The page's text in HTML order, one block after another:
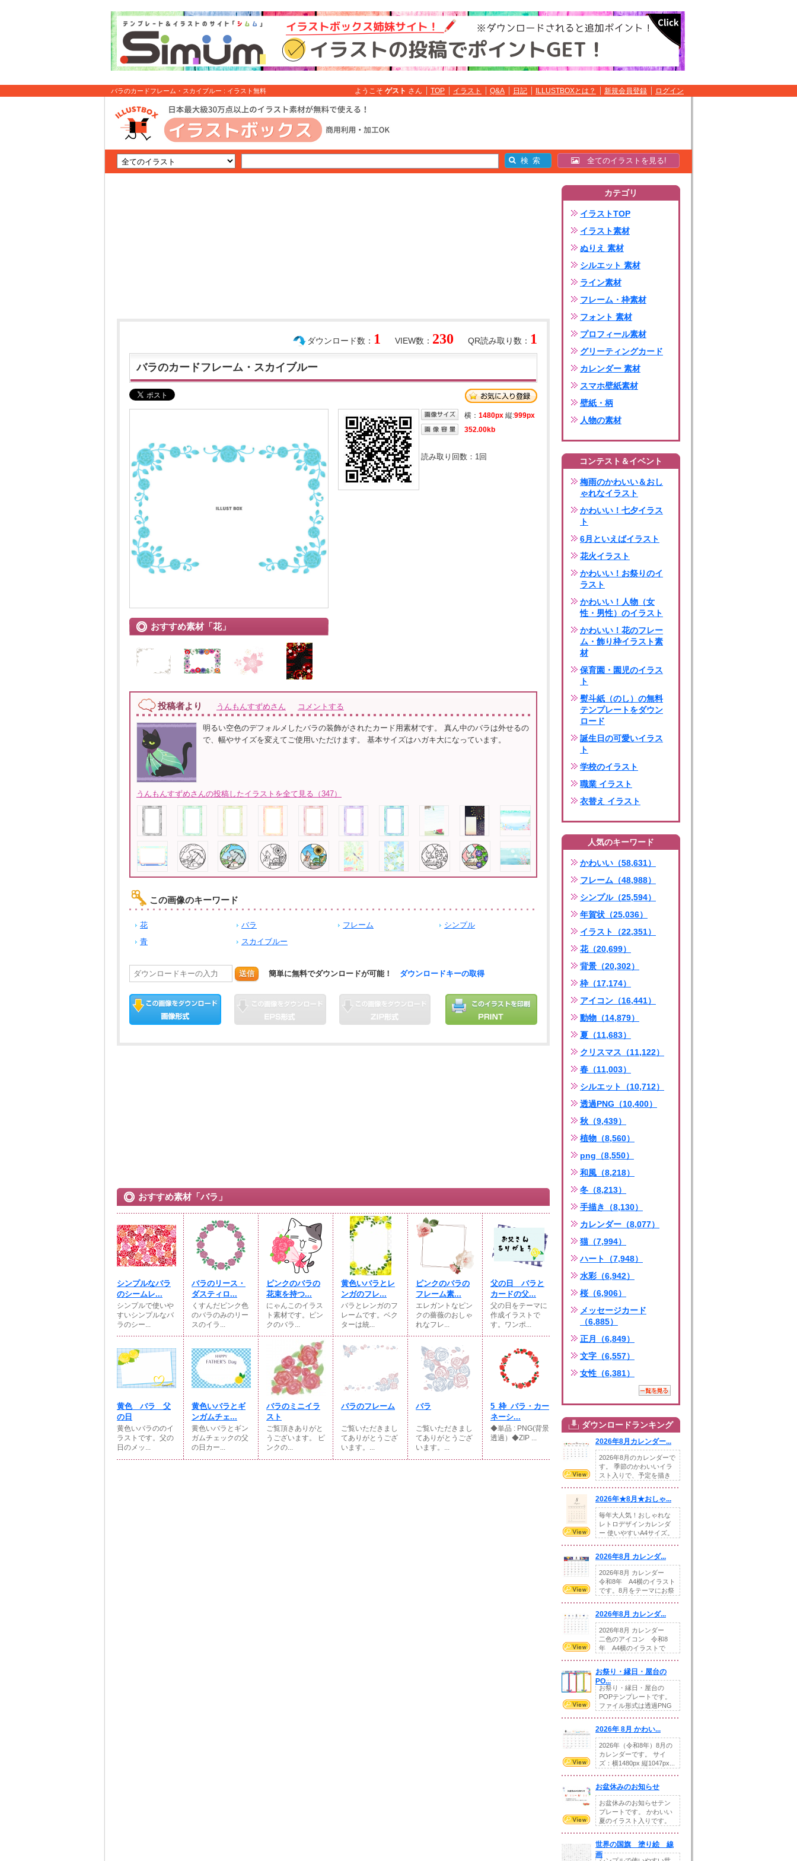
バラのカードフレーム・スカイブルー : イラスト無料 ようこそ ゲスト さん TOP イラスト Q&A 日記 ILLUSTBOXとは？ 新規会員登録 ログイン
全てのイラストを見る!
QR読み取り数： 1
VIEW数： 230
ダウンロード数： 1
バラのカードフレーム・スカイブルー
おすすめ素材「花」
横： 1480px 縦:999px
352.00kb
読み取り回数： 1回
投稿者より うんもんすずめさん コメントする
明るい空色のデフォルメしたバラの装飾がされたカード用素材です。 真ん中のバラは外せるの
で、幅やサイズを変えてご使用いただけます。 基本サイズはハガキ大になっています。
うんもんすずめさんの投稿したイラストを全て見る（347）
この画像のキーワード
花 バラ フレーム
シンプル
青
スカイブルー
送信 簡単に無料でダウンロードが可能！ ダウンロードキーの取得
おすすめ素材「バラ」
シンプルなバラ
のシームレ...
シンプルで使いや
すいシンプルなバ
ラのシー...
バラのリース・
ダスティロ...
くすんだピンク色
のバラのみのリー
スのイラ...
ピンクのバラの
花束を持つ...
にゃんこのイラス
ト素材です。ピン
クのバラ...
黄色いバラとレ
ンガのフレ...
バラとレンガのフ
レームです。ベク
ターは統...
ピンクのバラの
フレーム素...
エレガントなピン
クの薔薇のおしゃ
れなフレ...
父の日 バラと
カードの父...
父の日をテーマに
作成イラストで
す。ワンポ...
黄色 バラ 父
の日
黄色いバラののイ
ラストです。父の
日のメッ...
黄色いバラとギ
ンガムチェ...
黄色いバラとギン
ガムチェックの父
の日カー...
バラのミニイラ
スト
ご覧頂きありがと
うございます。 ピ
ンクの...
バラのフレーム
ご覧いただきまし
てありがとうござ
います。...
バラ
ご覧いただきまし
てありがとうござ
います。...
5_枠_バラ・カー
ネーシ...
◆単品 : PNG(背景
透過）◆ZIP ...
カテゴリ
イラストTOP
イラスト素材
ぬりえ 素材
シルエット 素材
ライン素材
フレーム・枠素材
フォント 素材
プロフィール素材
グリーティングカード
カレンダー 素材
スマホ壁紙素材
壁紙・柄
人物の素材
コンテスト＆イベント
梅雨のかわいい＆おし
ゃれなイラスト
かわいい！七夕イラス
ト
6月といえばイラスト
花火イラスト
かわいい！お祭りのイ
ラスト
かわいい！人物（女
性・男性）のイラスト
かわいい！花のフレー
ム・飾り枠イラスト素
材
保育園・園児のイラス
ト
熨斗紙（のし）の無料
テンプレートをダウン
ロード
誕生日の可愛いイラス
ト
学校のイラスト
職業 イラスト
衣替え イラスト
人気のキーワード
かわいい（58,631）
フレーム（48,988）
シンプル（25,594）
年賀状（25,036）
イラスト（22,351）
花（20,699）
背景（20,302）
枠（17,174）
アイコン（16,441）
動物（14,879）
夏（11,683）
クリスマス（11,122）
春（11,003）
シルエット（10,712）
透過PNG（10,400）
秋（9,439）
植物（8,560）
png（8,550）
和風（8,218）
冬（8,213）
手描き（8,130）
カレンダー（8,077）
猫（7,994）
ハート（7,948）
水彩（6,942）
桜（6,906）
メッセージカード
（6,885）
正月（6,849）
文字（6,557）
女性（6,381）
ダウンロードランキング
2026年8月カレンダー...
2026年8月のカレンダーで
す。 季節のかわいいイラ
スト入りで、予定を描き
2026年★8月★おしゃ...
毎年大人気！おしゃれな
レトロデザインカレンダ
ー 使いやすいA4サイズ。
2026年8月 カレンダ...
2026年8月 カレンダー
令和8年 A4横のイラスト
です。8月をテーマにお祭
2026年8月 カレンダ...
2026年8月 カレンダー
二色のアイコン 令和8
年 A4横のイラストで
お祭り・縁日・屋台の
PO...
お祭り・縁日・屋台の
POPテンプレートです。
ファイル形式は透過PNG
2026年 8月 かわい...
2026年（令和8年）8月の
カレンダーです。 サイ
ズ：横1480px 縦1047px...
お盆休みのお知らせ
お盆休みのお知らせテン
プレートです。 かわいい
夏のイラスト入りです。
世界の国旗 塗り絵 線
画